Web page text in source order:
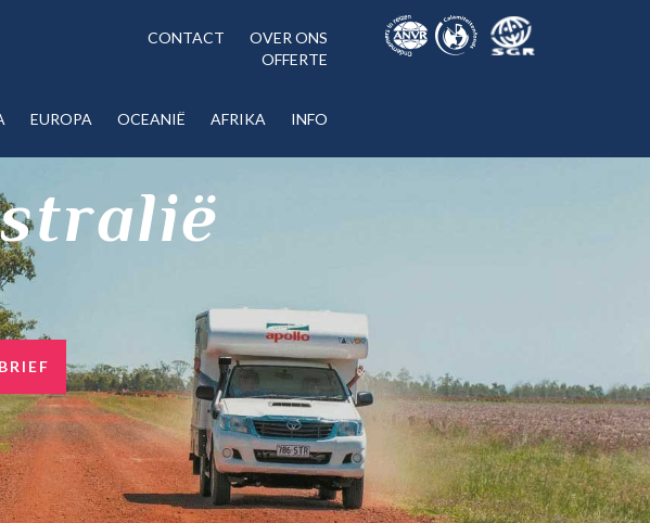
CONTACT
OVER ONS
OFFERTE
EUROPA OCEANIË AFRIKA INFO